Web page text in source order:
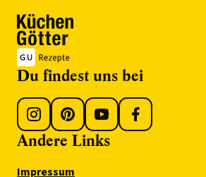
Du findest uns bei
Andere Links
Impressum